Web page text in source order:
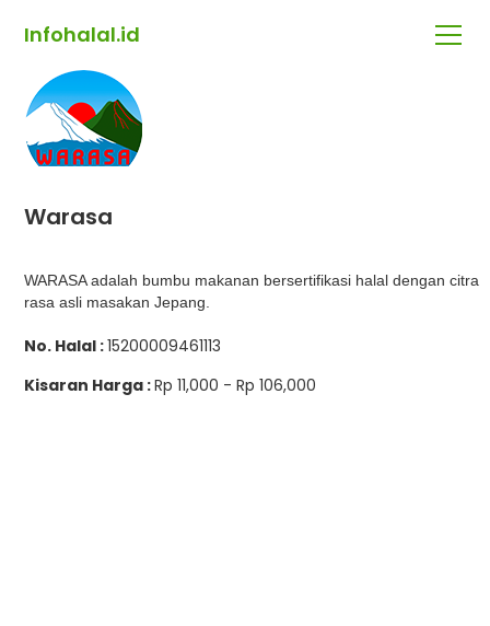
Infohalal.id
Warasa
WARASA adalah bumbu makanan bersertifikasi halal dengan citra
rasa asli masakan Jepang.
No. Halal :15200009461113
Kisaran Harga :Rp 11,000 - Rp 106,000